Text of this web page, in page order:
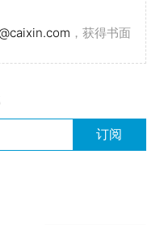
，获得书面
订阅